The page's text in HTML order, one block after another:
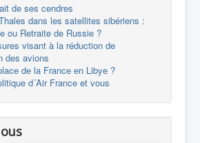
de ses cendres
dans les satellites sibériens :
ou Retraite de Russie ?
visant à la réduction de
des avions
de la France en Libye ?
d´Air France et vous